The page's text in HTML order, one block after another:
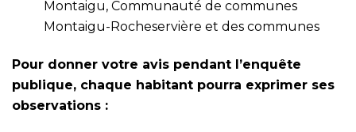
Montaigu, Communauté de communes
Montaigu-Rocheservière et des communes
Pour donner votre avis pendant l’enquête
publique, chaque habitant pourra exprimer ses
observations :